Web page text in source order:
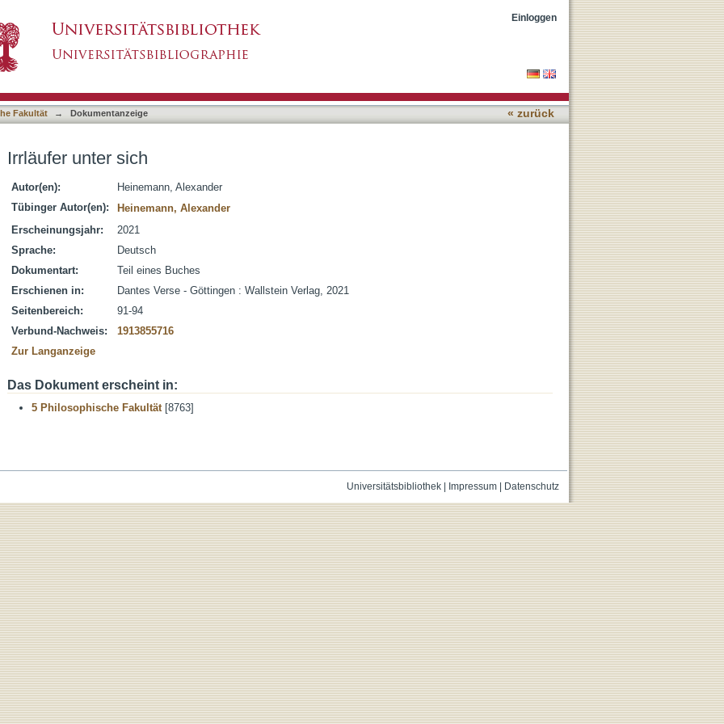
Einloggen
Fakultät → Dokumentanzeige « zurück
Irrläufer unter sich
Autor(en):
Heinemann, Alexander
Tübinger Autor(en):
Heinemann, Alexander
Erscheinungsjahr:
2021
Sprache:
Deutsch
Dokumentart:
Teil eines Buches
Erschienen in:
Dantes Verse - Göttingen : Wallstein Verlag, 2021
Seitenbereich:
91-94
Verbund-Nachweis:
1913855716
Zur Langanzeige
Das Dokument erscheint in:
5 Philosophische Fakultät[8763]
Universitätsbibliothek| Impressum| Datenschutz